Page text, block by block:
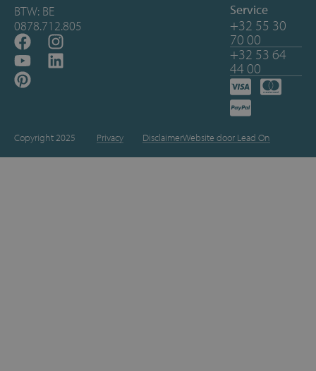
BTW: BE
0878.712.805
Service
+32 55 30
70 00
+32 53 64
44 00
Copyright 2025 Privacy DisclaimerWebsite door Lead On